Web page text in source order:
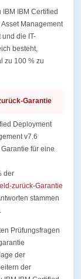
IBM Certified
Management
und die IT-
besteht,
zu 100 % zu
Garantie
Deployment
v7.6
für eine
der
zurück-Garantie
stammen
Prüfungsfragen
der
der